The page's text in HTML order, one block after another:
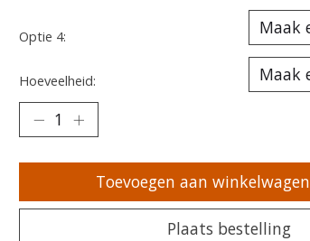
Optie 4:
Hoeveelheid:
Toevoegen aan winkelwagen
Plaats bestelling